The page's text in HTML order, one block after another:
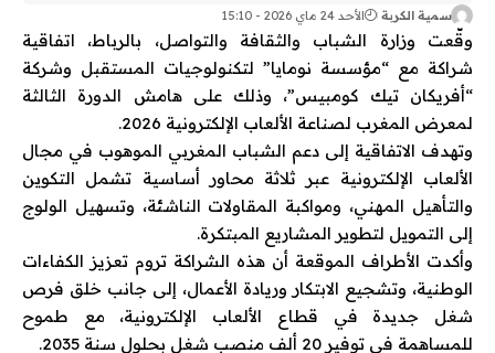
سمية الكربة الأحد 24 ماي 2026 - 15:10
وقّعت وزارة الشباب والثقافة والتواصل، بالرباط، اتفاقية
شراكة مع “مؤسسة نومايا” لتكنولوجيات المستقبل وشركة
“أفريكان تيك كومبيس”، وذلك على هامش الدورة الثالثة
لمعرض المغرب لصناعة الألعاب الإلكترونية 2026.
وتهدف الاتفاقية إلى دعم الشباب المغربي الموهوب في مجال
الألعاب الإلكترونية عبر ثلاثة محاور أساسية تشمل التكوين
والتأهيل المهني، ومواكبة المقاولات الناشئة، وتسهيل الولوج
إلى التمويل لتطوير المشاريع المبتكرة.
وأكدت الأطراف الموقعة أن هذه الشراكة تروم تعزيز الكفاءات
الوطنية، وتشجيع الابتكار وريادة الأعمال، إلى جانب خلق فرص
شغل جديدة في قطاع الألعاب الإلكترونية، مع طموح
للمساهمة في توفير 20 ألف منصب شغل بحلول سنة 2035.